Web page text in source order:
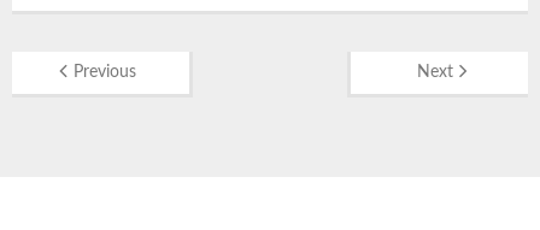
Previous Next